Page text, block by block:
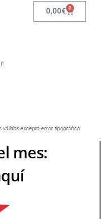
0,00€ 0
válidos excepto error tipográfico
mes: